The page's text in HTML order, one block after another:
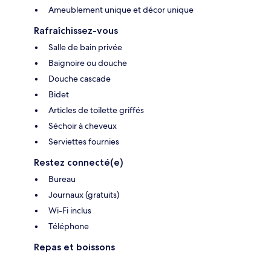
Ameublement unique et décor unique
Rafraîchissez-vous
Salle de bain privée
Baignoire ou douche
Douche cascade
Bidet
Articles de toilette griffés
Séchoir à cheveux
Serviettes fournies
Restez connecté(e)
Bureau
Journaux (gratuits)
Wi-Fi inclus
Téléphone
Repas et boissons